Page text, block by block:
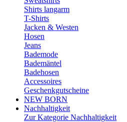
Shirts langarm
T-Shirts
Jacken & Westen
Hosen
Jeans
Bademode
Bademäntel
Badehosen
Accessoires
Geschenkgutscheine
NEW BORN
Nachhaltigkeit
Zur Kategorie Nachhaltigkeit